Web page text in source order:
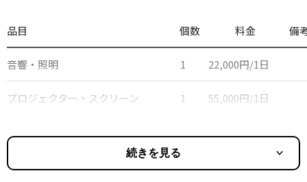
品目 個数 料金 備
音響・照明 1 22,000円/1日
プロジェクター・スクリーン 1 55,000円/1日
続きを見る